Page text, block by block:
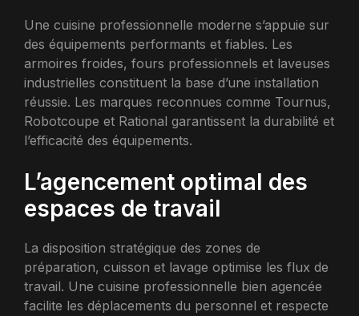
Une cuisine professionnelle moderne s’appuie sur
des équipements performants et fiables. Les
armoires froides, fours professionnels et laveuses
industrielles constituent la base d’une installation
réussie. Les marques reconnues comme Tournus,
Robotcoupe et Rational garantissent la durabilité et
l’efficacité des équipements.
L’agencement optimal des
espaces de travail
La disposition stratégique des zones de
préparation, cuisson et lavage optimise les flux de
travail. Une cuisine professionnelle bien agencée
facilite les déplacements du personnel et respecte